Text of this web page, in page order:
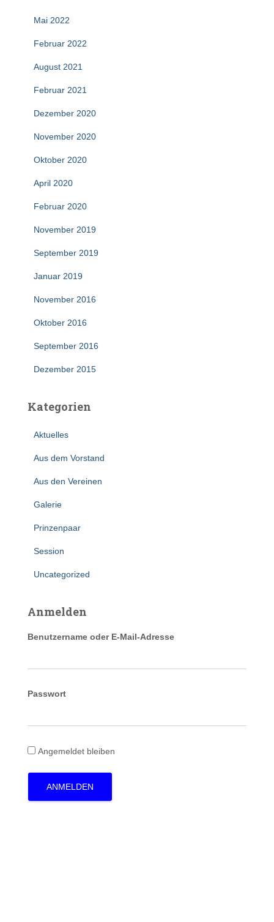
Mai 2022
Februar 2022
August 2021
Februar 2021
Dezember 2020
November 2020
Oktober 2020
April 2020
Februar 2020
November 2019
September 2019
Januar 2019
November 2016
Oktober 2016
September 2016
Dezember 2015
Kategorien
Aktuelles
Aus dem Vorstand
Aus den Vereinen
Galerie
Prinzenpaar
Session
Uncategorized
Anmelden
Benutzername oder E-Mail-Adresse
Passwort
Angemeldet bleiben
ANMELDEN